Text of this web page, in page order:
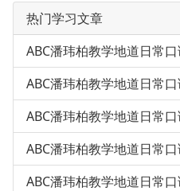
热门学习文章
ABC潘玮柏教学地道日常
ABC潘玮柏教学地道日常
ABC潘玮柏教学地道日常
ABC潘玮柏教学地道日常
ABC潘玮柏教学地道日常